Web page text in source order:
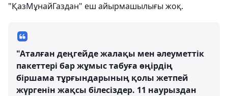
"ҚазМұнайГаздан" еш айырмашылығы жоқ.
"Аталған деңгейде жалақы мен әлеуметтік
пакеттері бар жұмыс табуға өңірдің
біршама тұрғындарының қолы жетпей
жүргенін жақсы білесіздер. 11 наурыздан